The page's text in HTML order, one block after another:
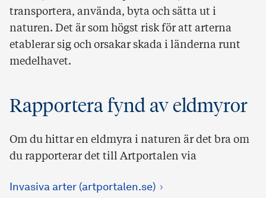
transportera, använda, byta och sätta ut i
naturen. Det är som högst risk för att arterna
etablerar sig och orsakar skada i länderna runt
medelhavet.
Rapportera fynd av eldmyror
Om du hittar en eldmyra i naturen är det bra om
du rapporterar det till Artportalen via
Invasiva arter (artportalen.se)